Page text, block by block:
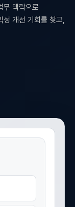
무 맥락으로
성 개선 기회를 찾고,